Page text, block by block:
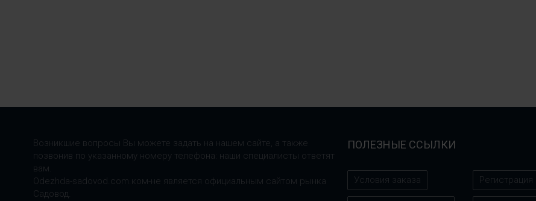
Возникшие вопросы Вы можете задать на нашем сайте, а также
позвонив по указанному номеру телефона: наши специалисты ответят
вам.
Odezhda-sadovod.com.ком-не является официальным сайтом рынка
Садовод.
ПОЛЕЗНЫЕ ССЫЛКИ
Условия заказа Регистрация